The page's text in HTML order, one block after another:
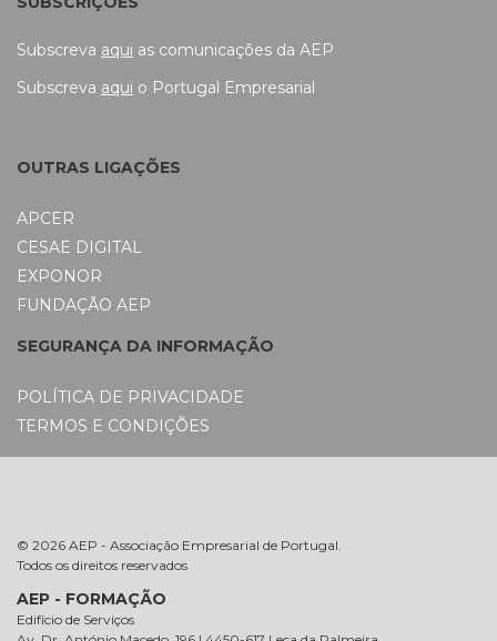
Subscreva aqui as comunicações da AEP
Subscreva aqui o Portugal Empresarial
OUTRAS LIGAÇÕES
APCER
CESAE DIGITAL
EXPONOR
FUNDAÇÃO AEP
SEGURANÇA DA INFORMAÇÃO
POLÍTICA DE PRIVACIDADE
TERMOS E CONDIÇÕES
© 2026 AEP - Associação Empresarial de Portugal.
Todos os direitos reservados
AEP - FORMAÇÃO
Edifício de Serviços